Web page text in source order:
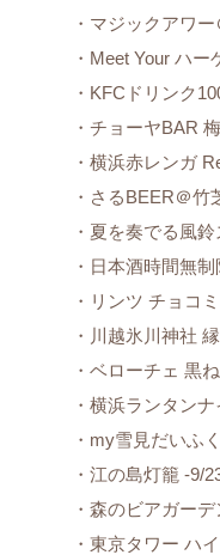
・マジックアワ
・Meet Your ハ
・KFCドリンク
・チョーヤBAR
・横浜赤レンガ
・さるBEER＠竹
・夏を奏でる風
・日本酒時間無
・リンツ チョコ
・川越氷川神社
・ベローチェ 黒
・横浜ランタン
・my雪見だいふ
・江の島灯籠 -9/
・森のビアガー
・東京タワー ハ